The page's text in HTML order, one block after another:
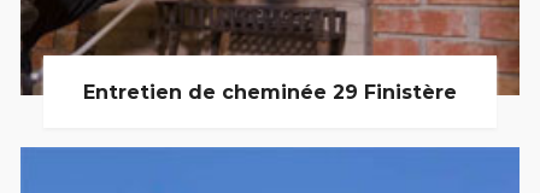
Entretien de cheminée 29 Finistère